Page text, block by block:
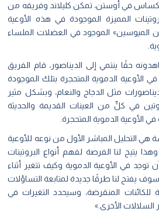
تكساس في أوستن، تمكن كليلاند وفريقه من
المميزة الموجودة في هذه الأوعية
الميوسين» الموجود في العضلات الملساء
حقًا ينتمي إلى الديناصور، قام الفريق
في الأوعية الدموية المتحجرة بتلك الموجودة
مثل الدجاج والنعام، وبشكل مثير
في كلٍّ من العينات القديمة والحديثة
الأوعية الدموية المتحجرة.
هي التحليل المباشر الأول من نوعه للأوعية
يتيح لنا الفرصة لفهم أنواع البروتينات
في الأوعية الدموية وكيف تتغير أثناء
يفتح لنا طرقًا جديدة لمتابعة التساؤلات
للكائنات المنقرضة، وسيحدد التغيرات في
السلالات الأخرى.»